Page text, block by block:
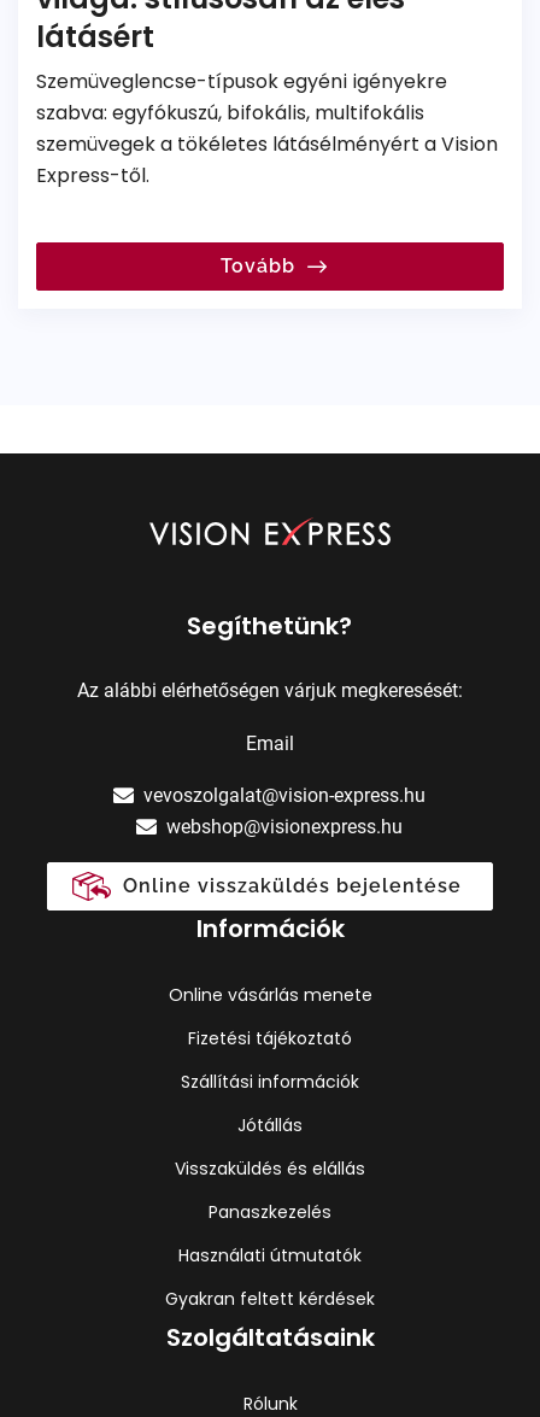
látásért
Szemüveglencse-típusok egyéni igényekre
szabva: egyfókuszú, bifokális, multifokális
szemüvegek a tökéletes látásélményért a Vision
Express-től.
Tovább
Segíthetünk?
Az alábbi elérhetőségen várjuk megkeresését:
Email
vevoszolgalat@vision-express.hu
webshop@visionexpress.hu
Online visszaküldés bejelentése
Információk
Online vásárlás menete
Fizetési tájékoztató
Szállítási információk
Jótállás
Visszaküldés és elállás
Panaszkezelés
Használati útmutatók
Gyakran feltett kérdések
Szolgáltatásaink
Rólunk